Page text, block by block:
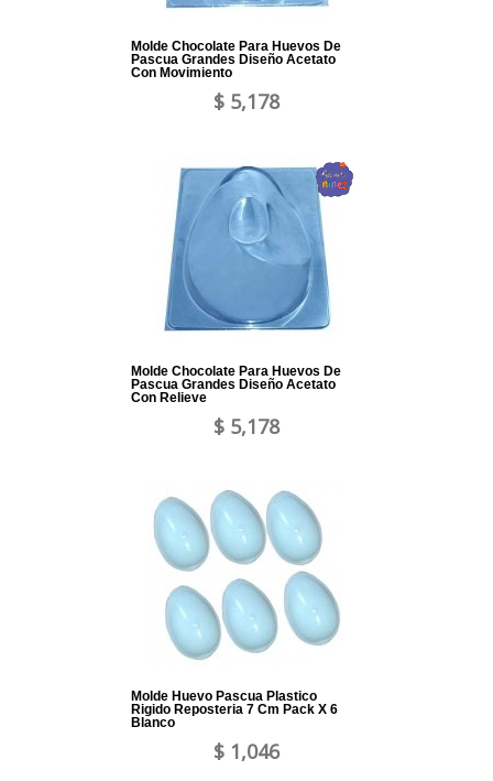
Molde Chocolate Para Huevos De
Pascua Grandes Diseño Acetato
Con Movimiento
$ 5,178
Molde Chocolate Para Huevos De
Pascua Grandes Diseño Acetato
Con Relieve
$ 5,178
Molde Huevo Pascua Plastico
Rigido Reposteria 7 Cm Pack X 6
Blanco
$ 1,046